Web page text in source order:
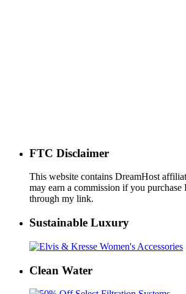
FTC Disclaimer
This website contains DreamHost
may earn a commission if you purchase
through my link.
Sustainable Luxury
Clean Water